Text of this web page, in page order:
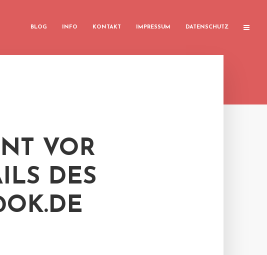
BLOG INFO KONTAKT IMPRESSUM DATENSCHUTZ
VOR
DES